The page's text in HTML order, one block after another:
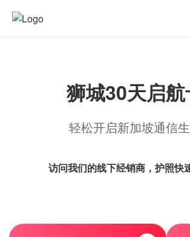
狮城30天启
轻松开启新加坡通信
访问我们的线下经销商，护照快